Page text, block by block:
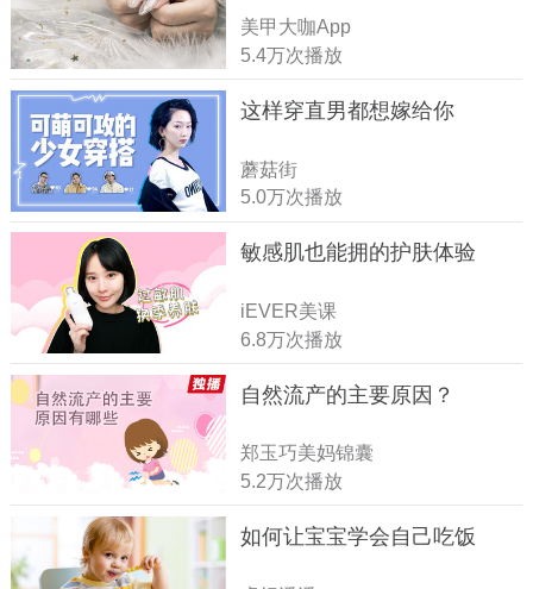
美甲大咖App
5.4万次播放
这样穿直男都想嫁给你
蘑菇街
5.0万次播放
敏感肌也能拥的护肤体验
iEVER美课
6.8万次播放
自然流产的主要原因？
郑玉巧美妈锦囊
5.2万次播放
如何让宝宝学会自己吃饭